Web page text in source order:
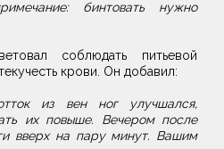
бинтовать нужно
соблюдать питьевой
крови. Он добавил:
из вен ног улучшался,
их повыше. Вечером после
вверх на пару минут. Вашим